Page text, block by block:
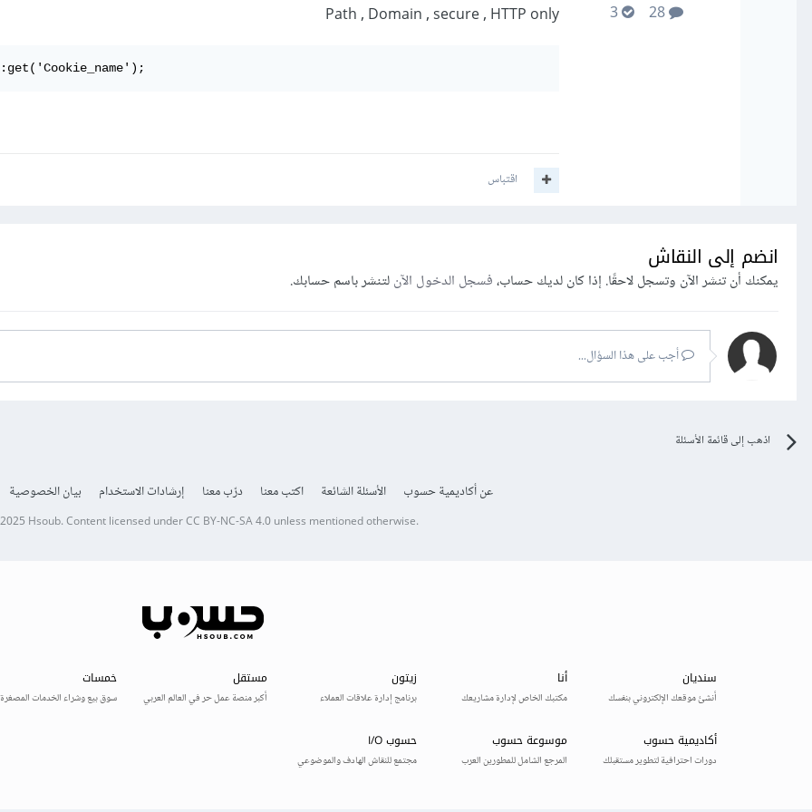
28
3
Path , Domain , secure , HTTP only
اقتباس
انضم إلى النقاش
يمكنك أن تنشر الآن وتسجل لاحقًا. إذا كان لديك حساب،فسجل الدخول الآنلتنشر باسم حسابك.
أجب على هذا السؤال...
اذهب إلى قائمة الأسئلة
عن أكاديمية حسوب الأسئلة الشائعة اكتب معنا درّب معنا إرشادات الاستخدام بيان الخصوصية
Hsoub.Content licensed underCC BY-NC-SA 4.0unless mentioned otherwise.